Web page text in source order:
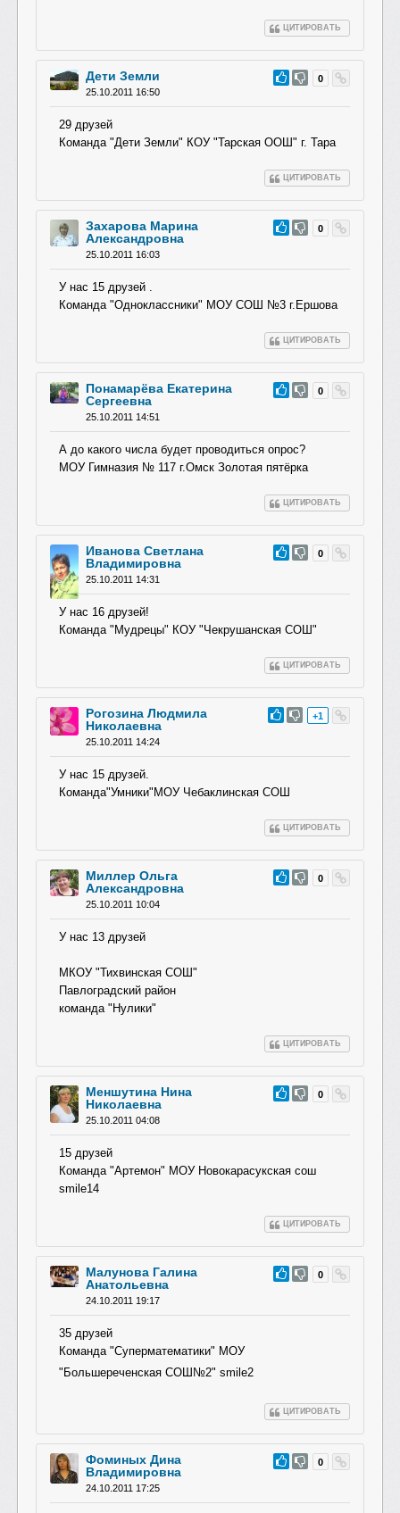
ЦИТИРОВАТЬ
#22 0
Дети Земли
25.10.2011 16:50
29 друзей
Команда "Дети Земли" КОУ "Тарская ООШ" г. Тара
ЦИТИРОВАТЬ
#21 0
Захарова Марина
Александровна
25.10.2011 16:03
У нас 15 друзей .
Команда "Одноклассники" МОУ СОШ №3 г.Ершова
ЦИТИРОВАТЬ
#20 0
Понамарёва Екатерина
Сергеевна
25.10.2011 14:51
А до какого числа будет проводиться опрос?
МОУ Гимназия № 117 г.Омск Золотая пятёрка
ЦИТИРОВАТЬ
#19 0
Иванова Светлана
Владимировна
25.10.2011 14:31
У нас 16 друзей!
Команда "Мудрецы" КОУ "Чекрушанская СОШ"
ЦИТИРОВАТЬ
#18 +1
Рогозина Людмила
Николаевна
25.10.2011 14:24
У нас 15 друзей.
Команда"Умники"МОУ Чебаклинская СОШ
ЦИТИРОВАТЬ
#17 0
Миллер Ольга
Александровна
25.10.2011 10:04
У нас 13 друзей
МКОУ "Тихвинская СОШ"
Павлоградский район
команда "Нулики"
ЦИТИРОВАТЬ
#16 0
Меншутина Нина
Николаевна
25.10.2011 04:08
15 друзей
Команда "Артемон" МОУ Новокарасукская сош
smile14
ЦИТИРОВАТЬ
#15 0
Малунова Галина
Анатольевна
24.10.2011 19:17
35 друзей
Команда "Суперматематики" МОУ
"Большереченская СОШ№2" smile2
ЦИТИРОВАТЬ
#14 0
Фоминых Дина
Владимировна
24.10.2011 17:25